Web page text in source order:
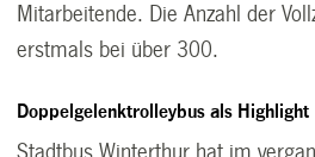
Mitarbeitende. Die Anzahl der
erstmals bei über 300.
Doppelgelenktrolleybus als Highlight